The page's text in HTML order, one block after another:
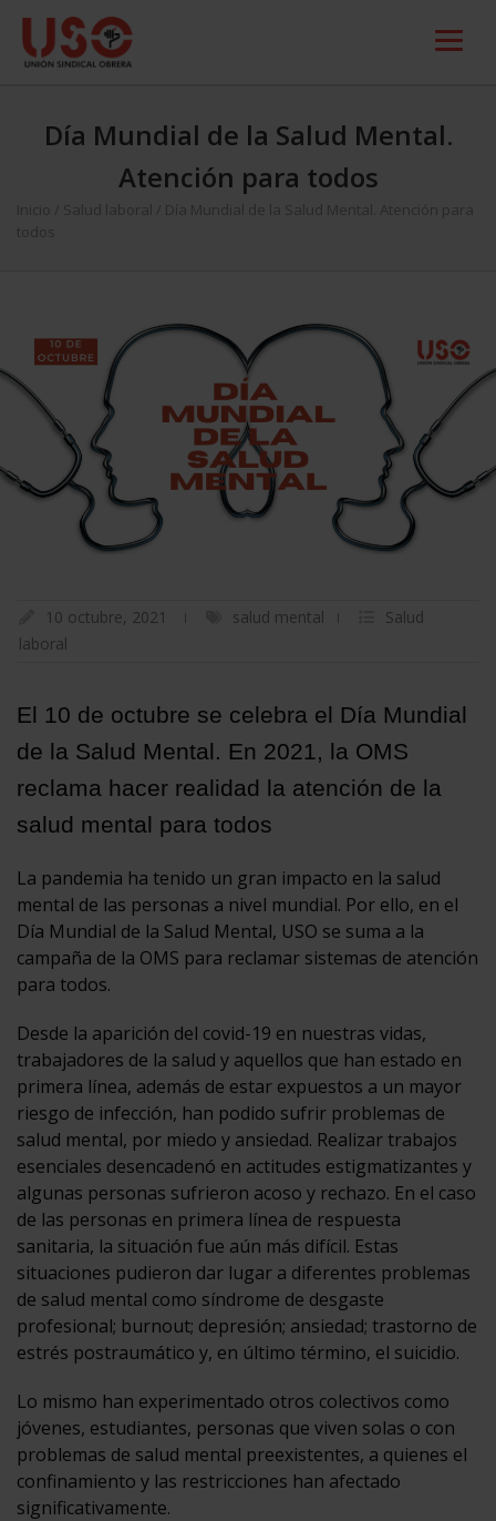
Día Mundial de la Salud Mental.
Atención para todos
Inicio Salud laboral
Día Mundial de la Salud Mental. Atención para
todos
10 octubre, 2021 salud mental
Salud
laboral
El 10 de octubre se celebra el Día Mundial
de la Salud Mental. En 2021, la OMS
reclama hacer realidad la atención de la
salud mental para todos
La pandemia ha tenido un gran impacto en la salud
mental de las personas a nivel mundial. Por ello, en el
Día Mundial de la Salud Mental, USO se suma a la
campaña de la OMS para reclamar sistemas de atención
para todos.
Desde la aparición del covid-19 en nuestras vidas,
trabajadores de la salud y aquellos que han estado en
primera línea, además de estar expuestos a un mayor
riesgo de infección, han podido sufrir problemas de
salud mental, por miedo y ansiedad. Realizar trabajos
esenciales desencadenó en actitudes estigmatizantes y
algunas personas sufrieron acoso y rechazo. En el caso
de las personas en primera línea de respuesta
sanitaria, la situación fue aún más difícil. Estas
situaciones pudieron dar lugar a diferentes problemas
de salud mental como síndrome de desgaste
profesional; burnout; depresión; ansiedad; trastorno de
estrés postraumático y, en último término, el suicidio.
Lo mismo han experimentado otros colectivos como
jóvenes, estudiantes, personas que viven solas o con
problemas de salud mental preexistentes, a quienes el
confinamiento y las restricciones han afectado
significativamente.